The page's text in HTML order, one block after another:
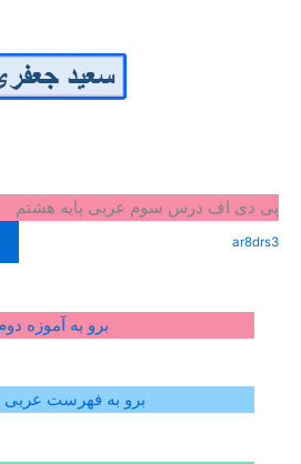
پی دی اف درس سوم عربی پایه هشتم
ar8drs3
برو به آموزه
برو به فهرست